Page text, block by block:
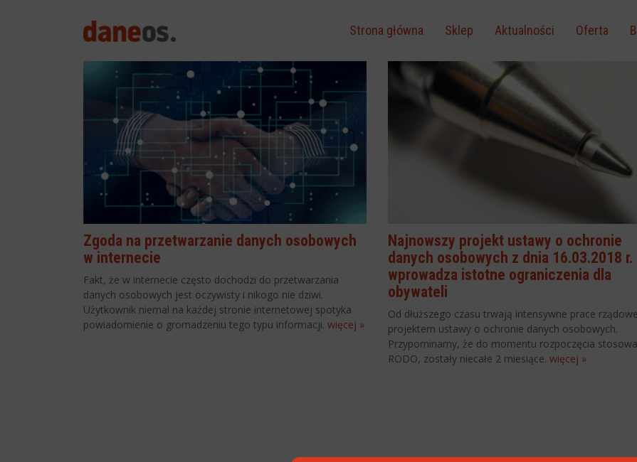
Strona główna Sklep Aktualności Oferta
search
Zgoda na przetwarzanie danych osobowych
w internecie
Fakt, że w internecie często dochodzi do przetwarzania
danych osobowych jest oczywisty i nikogo nie dziwi.
Użytkownik niemal na każdej stronie internetowej spotyka
powiadomienie o gromadzeniu tego typu informacji. więcej »
Najnowszy projekt ustawy o ochronie
danych osobowych z dnia 16.03.2018 r.
wprowadza istotne ograniczenia dla
obywateli
Od dłuższego czasu trwają intensywne prace
projektem ustawy o ochronie danych osobowych.
Przypominamy, że do momentu rozpoczęcia
RODO, zostały niecałe 2 miesiące. więcej »